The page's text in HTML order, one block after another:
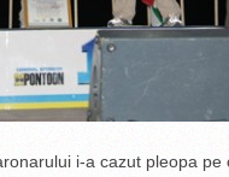
i-a cazut pleopa